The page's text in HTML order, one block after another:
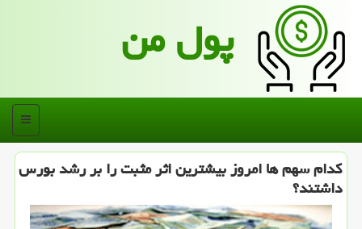
پول من
منو
كدام سهم ها امروز بیشترین اثر مثبت را بر رشد بورس
داشتند؟